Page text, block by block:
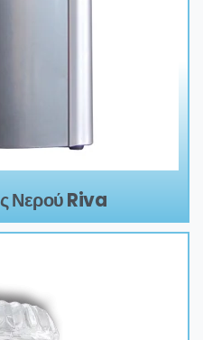
Νερού Riva